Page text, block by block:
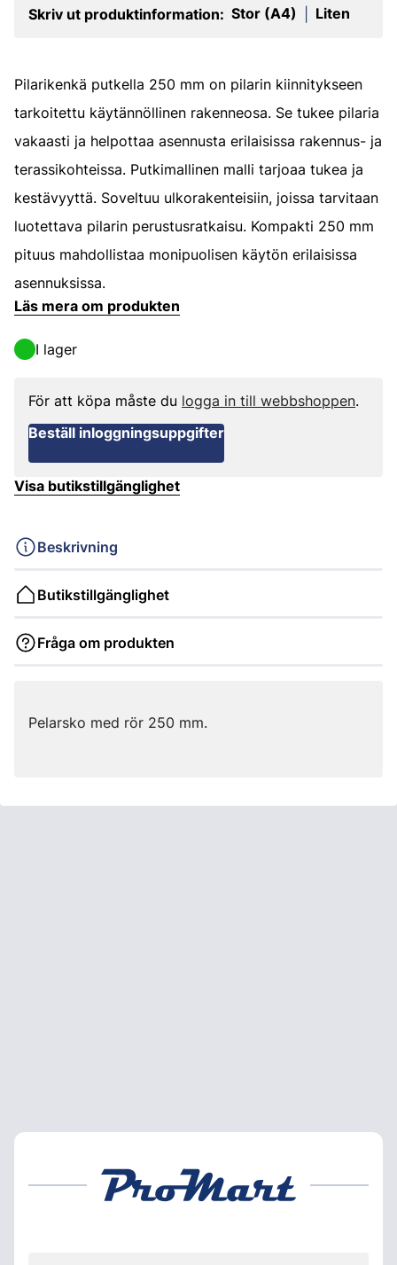
Skriv ut produktinformation: Stor (A4) Liten
Pilarikenkä putkella 250 mm on pilarin kiinnitykseen
tarkoitettu käytännöllinen rakenneosa. Se tukee pilaria
vakaasti ja helpottaa asennusta erilaisissa rakennus- ja
terassikohteissa. Putkimallinen malli tarjoaa tukea ja
kestävyyttä. Soveltuu ulkorakenteisiin, joissa tarvitaan
luotettava pilarin perustusratkaisu. Kompakti 250 mm
pituus mahdollistaa monipuolisen käytön erilaisissa
asennuksissa.
Läs mera om produkten
I lager
För att köpa måste du logga in till webbshoppen.
Beställ inloggningsuppgifter
Visa butikstillgänglighet
Beskrivning
Butikstillgänglighet
Fråga om produkten
Pelarsko med rör 250 mm.